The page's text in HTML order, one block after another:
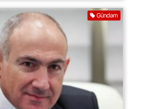
Gündəm